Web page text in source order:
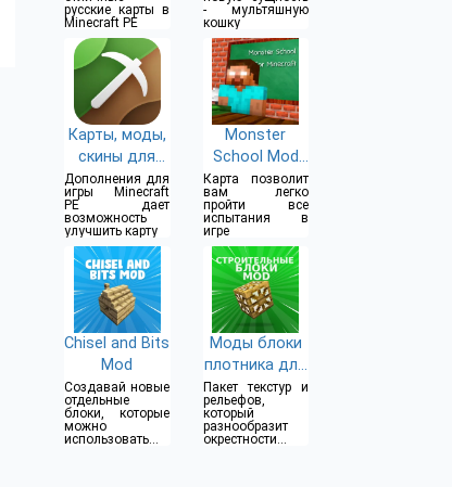
русские карты в
Minecraft PE
- мультяшную
кошку
Карты, моды,
скины для
Minecraft PE
Дополнения для
игры Minecraft
PE дает
возможность
улучшить карту
Monster
School Mod
for MCPE
Карта позволит
вам легко
пройти все
испытания в
игре
Chisel and Bits
Mod
Создавай новые
отдельные
блоки, которые
можно
использовать в
Моды блоки
плотника для
Майнкрафт
ПЕ
Пакет текстур и
рельефов,
который
разнообразит
окрестности и